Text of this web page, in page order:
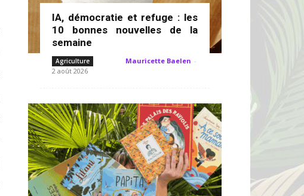
IA, démocratie et refuge : les
10 bonnes nouvelles de la
semaine
Agriculture Mauricette Baelen -
2 août 2026